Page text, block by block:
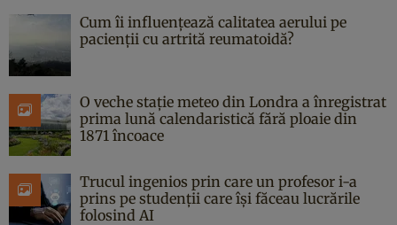
Cum îi influențează calitatea aerului pe
pacienții cu artrită reumatoidă?
O veche stație meteo din Londra a înregistrat
prima lună calendaristică fără ploaie din
1871 încoace
Trucul ingenios prin care un profesor i-a
prins pe studenții care își făceau lucrările
folosind AI